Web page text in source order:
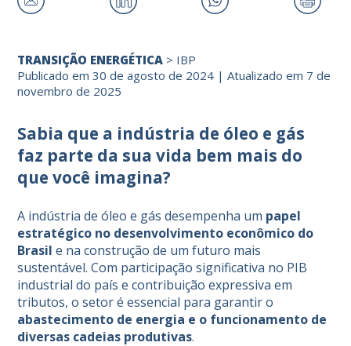
TRANSIÇÃO ENERGÉTICA > IBP
Publicado em 30 de agosto de 2024 | Atualizado em 7 de
novembro de 2025
Sabia que a indústria de óleo e gás
faz parte da sua vida bem mais do
que você imagina?
A indústria de óleo e gás desempenha um papel
estratégico no desenvolvimento econômico do
Brasile na construção de um futuro mais
sustentável. Com participação significativa no PIB
industrial do país e contribuição expressiva em
tributos, o setor é essencial para garantir o
abastecimento de energia e o funcionamento de
diversas cadeias produtivas.